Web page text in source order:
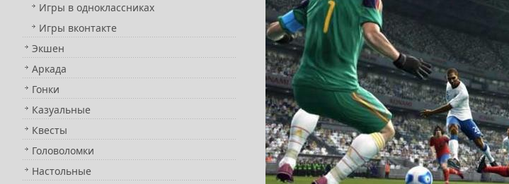
Игры в одноклассниках
Игры вконтакте
Экшен
Аркада
Гонки
Казуальные
Квесты
Головоломки
Настольные